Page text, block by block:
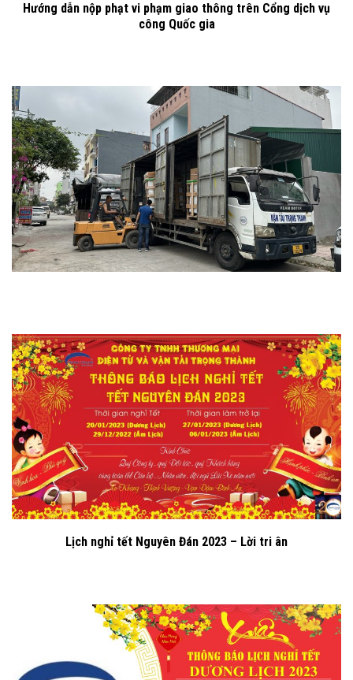
Hướng dẫn nộp phạt vi phạm giao thông trên Cổng dịch vụ
công Quốc gia
Lịch nghỉ tết Nguyên Đán 2023 – Lời tri ân